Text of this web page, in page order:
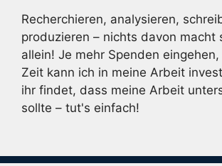
Recherchieren, analysieren,
produzieren – nichts davon macht
allein! Je mehr Spenden
Zeit kann ich in meine Arbeit
ihr findet, dass meine Arbeit
sollte – tut's einfach!